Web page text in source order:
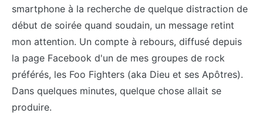
smartphone à la recherche de quelque distraction de
début de soirée quand soudain, un message retint
mon attention. Un compte à rebours, diffusé depuis
la page Facebook d'un de mes groupes de rock
préférés, les Foo Fighters (aka Dieu et ses Apôtres).
Dans quelques minutes, quelque chose allait se
produire.